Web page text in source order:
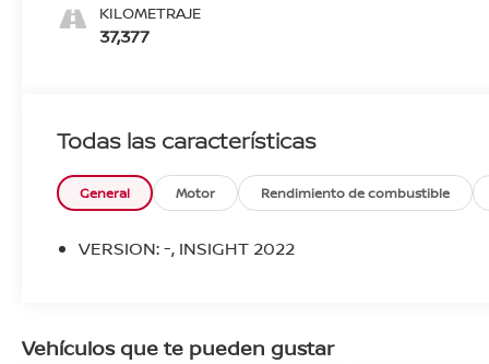
KILOMETRAJE
37,377
Todas las características
General Motor Rendimiento de combustible
VERSION: -, INSIGHT 2022
Vehículos que te pueden gustar